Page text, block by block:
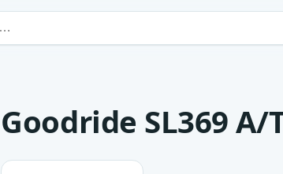
Goodride SL369 A/